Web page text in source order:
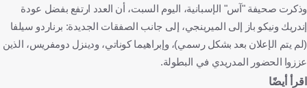
وذكرت صحيفة "آس" الإسبانية، اليوم السبت، أن العدد ارتفع بفضل عودة
إندريك ونيكو باز إلى الميرينجي، إلى جانب الصفقات الجديدة: برناردو سيلفا
(لم يتم الإعلان بعد بشكل رسمي)، وإبراهيما كوناتي، ودينزل دومفريس، الذين
عززوا الحضور المدريدي في البطولة.
اقرأ أيضًا